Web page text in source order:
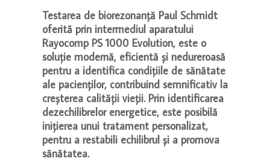
Testarea de biorezonanță Paul Schmidt
oferită prin intermediul aparatului
Rayocomp PS 1000 Evolution, este o
soluție modernă, eficientă și nedureroasă
pentru a identifica condițiile de sănătate
ale pacienților, contribuind semnificativ la
creșterea calității vieții. Prin identificarea
dezechilibrelor energetice, este posibilă
inițierea unui tratament personalizat,
pentru a restabili echilibrul și a promova
sănătatea.